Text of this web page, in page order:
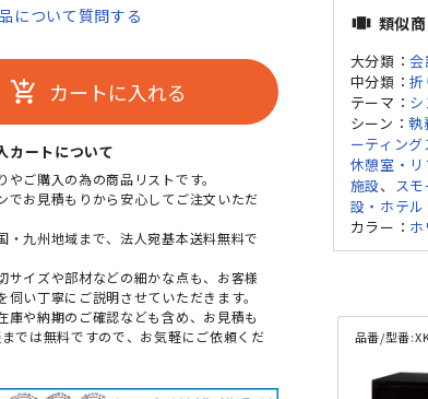
について質問する
add_shopping_cart カートに入れる
カートについて
やご購入の為の商品リストです。
でお見積もりから安心してご注文いただ
・九州地域まで、法人宛基本送料無料で
サイズや部材などの細かな点も、お客様
伺い丁寧にご説明させていただきます。
庫や納期のご確認なども含め、お見積も
では無料ですので、お気軽にご依頼くだ
view_carousel 類似
大分類：
中分類：
テーマ：
シーン：執
ーティング
休憩室・
施設、 ス
設・ホテル
カラー：
品番/型番: